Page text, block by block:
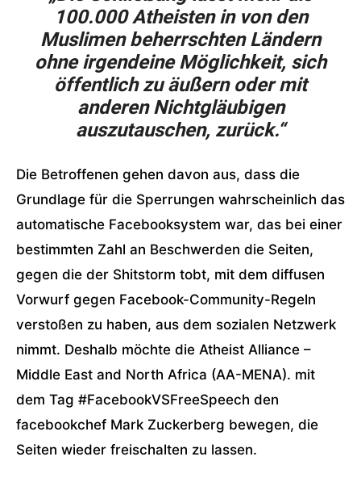
100.000 Atheisten in von den
Muslimen beherrschten Ländern
ohne irgendeine Möglichkeit, sich
öffentlich zu äußern oder mit
anderen Nichtgläubigen
auszutauschen, zurück.“
Die Betroffenen gehen davon aus, dass die
Grundlage für die Sperrungen wahrscheinlich das
automatische Facebooksystem war, das bei einer
bestimmten Zahl an Beschwerden die Seiten,
gegen die der Shitstorm tobt, mit dem diffusen
Vorwurf gegen Facebook-Community-Regeln
verstoßen zu haben, aus dem sozialen Netzwerk
nimmt. Deshalb möchte die Atheist Alliance –
Middle East and North Africa (AA-MENA). mit
dem Tag #FacebookVSFreeSpeech den
facebookchef Mark Zuckerberg bewegen, die
Seiten wieder freischalten zu lassen.